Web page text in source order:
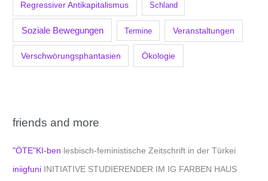
Regressiver Antikapitalismus Schland
Soziale Bewegungen Termine Veranstaltungen
Verschwörungsphantasien Ökologie
friends and more
"ÖTE"KI-ben lesbisch-feministische Zeitschrift in der Türkei
iniigfuni INITIATIVE STUDIERENDER IM IG FARBEN HAUS